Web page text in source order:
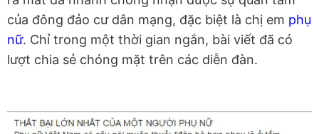
của đông đảo cư dân mạng, đặc biệt là chị em phụ
nữ. Chỉ trong một thời gian ngắn, bài viết đã có
lượt chia sẻ chóng mặt trên các diễn đàn.